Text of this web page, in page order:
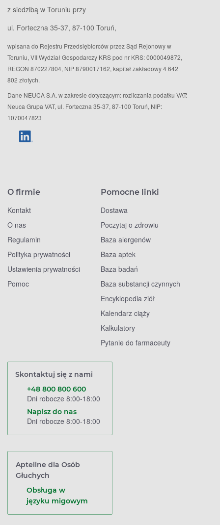
z siedzibą w Toruniu przy
ul. Forteczna 35-37, 87-100 Toruń,
wpisana do Rejestru Przedsiębiorców przez Sąd Rejonowy w
Toruniu, VII Wydział Gospodarczy KRS pod nr KRS: 0000049872,
REGON 870227804, NIP 8790017162, kapitał zakładowy 4 642
802 złotych.
Dane NEUCA S.A. w zakresie dotyczącym: rozliczania podatku VAT:
Neuca Grupa VAT, ul. Forteczna 35-37, 87-100 Toruń, NIP:
1070047823
O firmie
Kontakt
O nas
Regulamin
Polityka prywatności
Ustawienia prywatności
Pomoc
Pomocne linki
Dostawa
Poczytaj o zdrowiu
Baza alergenów
Baza aptek
Baza badań
Baza substancji czynnych
Encyklopedia ziół
Kalendarz ciąży
Kalkulatory
Pytanie do farmaceuty
Skontaktuj się z nami
+48 800 800 600
Dni robocze 8:00-18:00
Napisz do nas
Dni robocze 8:00-18:00
Apteline dla Osób
Głuchych
Obsługa w
języku migowym